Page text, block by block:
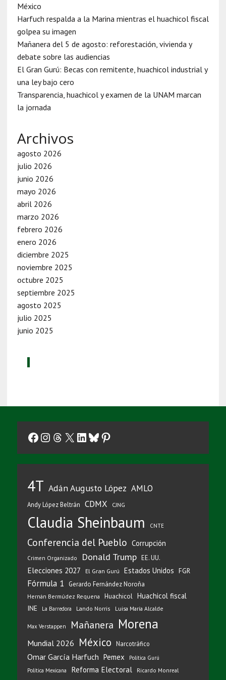
México
Harfuch respalda a la Marina mientras el huachicol fiscal
golpea su imagen
Mañanera del 5 de agosto: reforestación, vivienda y
debate sobre las audiencias
El Gran Gurú: Becas con remitente, huachicol industrial y
una ley bajo cero
Transparencia, huachicol y examen de la UNAM marcan
la jornada
Archivos
agosto 2026
julio 2026
junio 2026
mayo 2026
abril 2026
marzo 2026
febrero 2026
enero 2026
diciembre 2025
noviembre 2025
octubre 2025
septiembre 2025
agosto 2025
julio 2025
junio 2025
Facebook
Instagram
Threads
X LinkedIn
Bluesky
Pinterest
4T Adán Augusto López AMLO
Andy López Beltrán CDMX CJNG
Claudia Sheinbaum CNTE
Conferencia del Pueblo Corrupción
Crimen Organizado Donald Trump EE. UU.
Elecciones 2027 El Gran Gurú Estados Unidos FGR
Fórmula 1 Gerardo Fernández Noroña
Hernán Bermúdez Requena Huachicol Huachicol fiscal
INE La Barredora Lando Norris Luisa María Alcalde
Max Verstappen Mañanera Morena
Mundial 2026 México Narcotráfico
Omar García Harfuch Pemex
Política Gurú
Política Mexicana
Reforma Electoral
Ricardo Monreal